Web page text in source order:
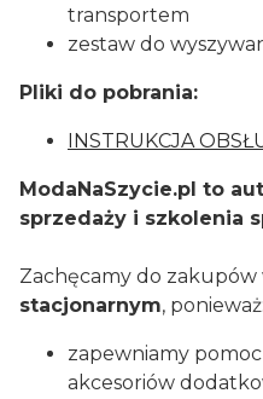
transportem
zestaw do
Pliki do pobrania:
INSTRUKCJA
ModaNaSzycie.pl to
sprzedaży i szkolenia
Zachęcamy do zakupów
stacjonarnym, ponieważ:
zapewniamy
akcesoriów